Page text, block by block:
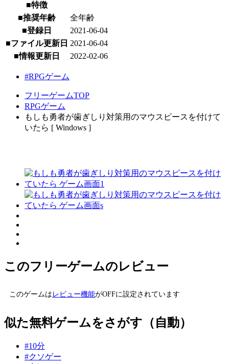
■特徴
■推奨年齢
全年齢
■登録日
2021-06-04
■ファイル更新日 2021-06-04
■情報更新日
2022-02-06
#RPGゲーム
フリーゲームTOP
RPGゲーム
もしも勇者が歯ぎしり対策用のマウスピースを付けて
いたら [ Windows ]
このフリーゲームのレビュー
このゲームは レビュー機能がOFFに設定されています
似た無料ゲームをさがす（自動）
#10分
#クソゲー